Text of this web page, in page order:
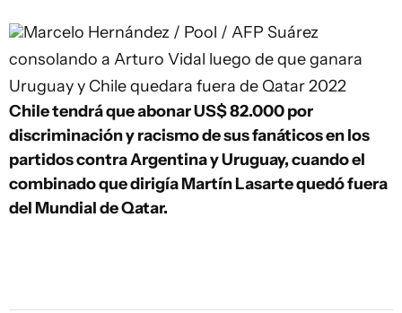
Marcelo Hernández / Pool / AFP Suárez
consolando a Arturo Vidal luego de que ganara
Uruguay y Chile quedara fuera de Qatar 2022
Chile tendrá que abonar US$ 82.000 por
discriminación y racismo de sus fanáticos en los
partidos contra Argentina y Uruguay, cuando el
combinado que dirigía Martín Lasarte quedó fuera
del Mundial de Qatar.